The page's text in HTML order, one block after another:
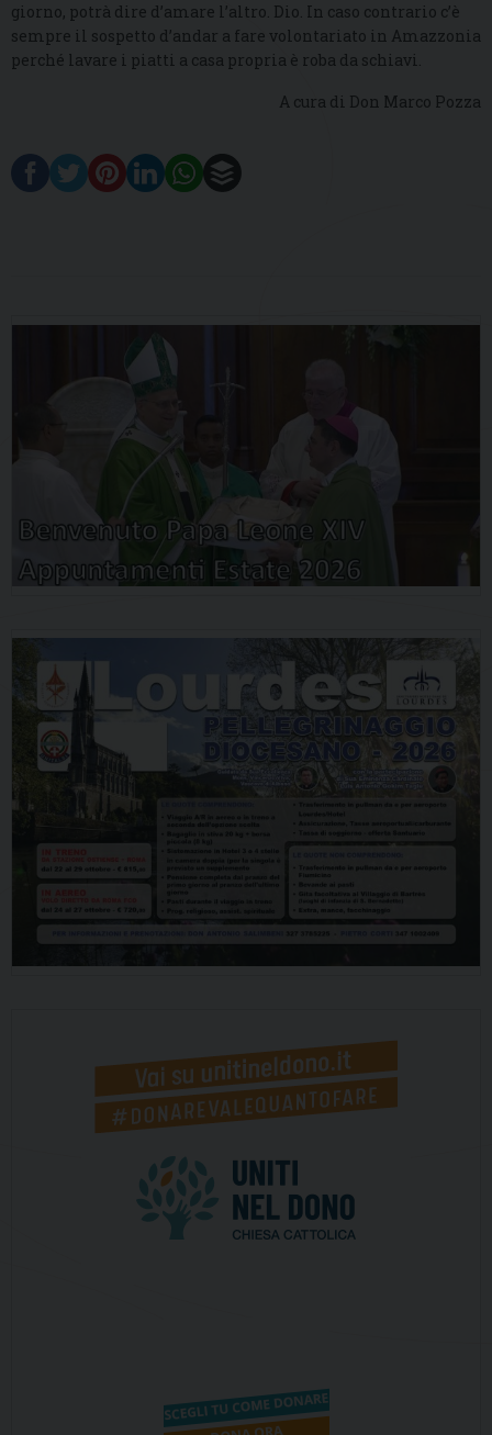
giorno, potrà dire d’amare l’altro. Dio. In caso contrario c’è
sempre il sospetto d’andar a fare volontariato in Amazzonia
perché lavare i piatti a casa propria è roba da schiavi.
A cura di Don Marco Pozza